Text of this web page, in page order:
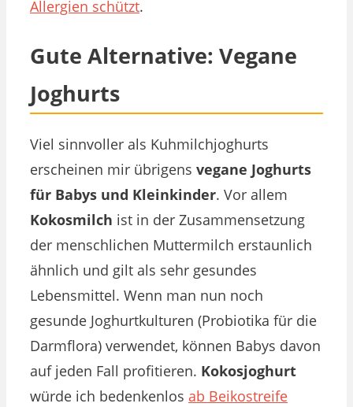
Allergien schützt.
Gute Alternative: Vegane
Joghurts
Viel sinnvoller als Kuhmilchjoghurts
erscheinen mir übrigens vegane Joghurts
für Babys und Kleinkinder. Vor allem
Kokosmilch ist in der Zusammensetzung
der menschlichen Muttermilch erstaunlich
ähnlich und gilt als sehr gesundes
Lebensmittel. Wenn man nun noch
gesunde Joghurtkulturen (Probiotika für die
Darmflora) verwendet, können Babys davon
auf jeden Fall profitieren. Kokosjoghurt
würde ich bedenkenlos ab Beikostreife